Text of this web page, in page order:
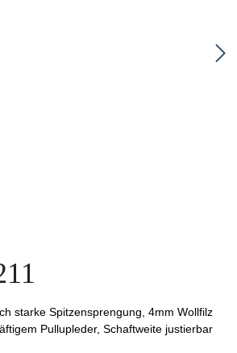
starke Spitzensprengung, 4mm Wollfilz
Pullupleder, Schaftweite justierbar